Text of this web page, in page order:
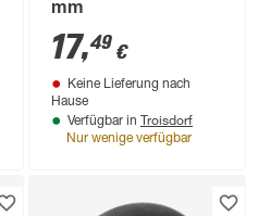
mm
17,49 €
Keine Lieferung nach
Hause
Verfügbar in Troisdorf
Nur wenige verfügbar